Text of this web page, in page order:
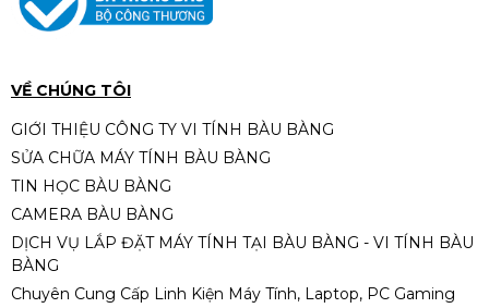
VỀ CHÚNG TÔI
GIỚI THIỆU CÔNG TY VI TÍNH BÀU BÀNG
SỬA CHỮA MÁY TÍNH BÀU BÀNG
TIN HỌC BÀU BÀNG
CAMERA BÀU BÀNG
DỊCH VỤ LẮP ĐẶT MÁY TÍNH TẠI BÀU BÀNG - VI TÍNH BÀU
BÀNG
Chuyên Cung Cấp Linh Kiện Máy Tính, Laptop, PC Gaming